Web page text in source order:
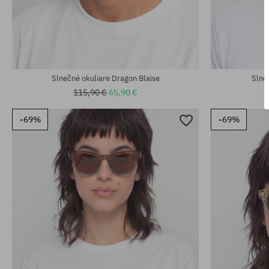
univerzálna
Slnečné okuliare Dragon Blaise
115,90 €65,90 €
-69% -69%